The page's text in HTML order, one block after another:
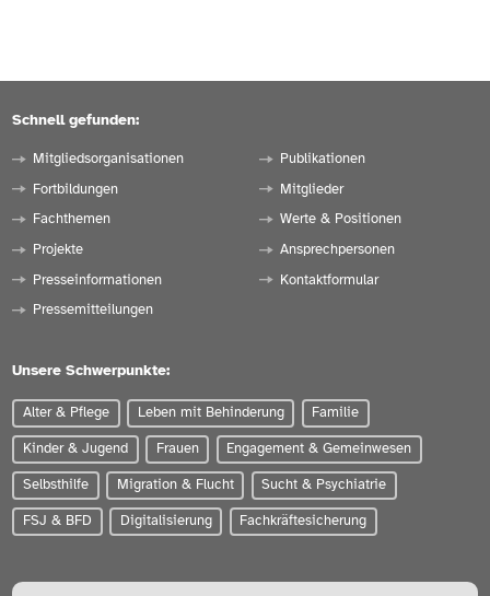
Schnell gefunden:
Mitgliedsorganisationen
Fortbildungen
Fachthemen
Projekte
Presseinformationen
Pressemitteilungen
Publikationen
Mitglieder
Werte & Positionen
Ansprechpersonen
Kontaktformular
Unsere Schwerpunkte:
Alter & Pflege Leben mit Behinderung Familie
Kinder & Jugend Frauen Engagement & Gemeinwesen
Selbsthilfe Migration & Flucht Sucht & Psychiatrie
FSJ & BFD Digitalisierung Fachkräftesicherung